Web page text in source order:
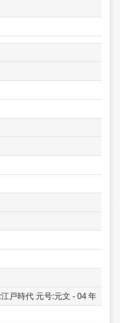
戸時代 元号:元文 - 04 年